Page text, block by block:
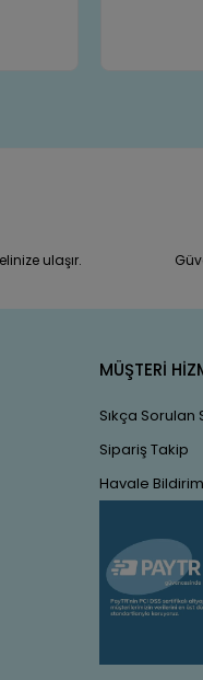
ulaşır.
MÜŞTERİ
Sıkça Sorulan
Sipariş Takip
Havale